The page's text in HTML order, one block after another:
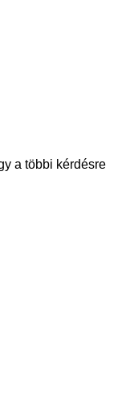
a többi kérdésre